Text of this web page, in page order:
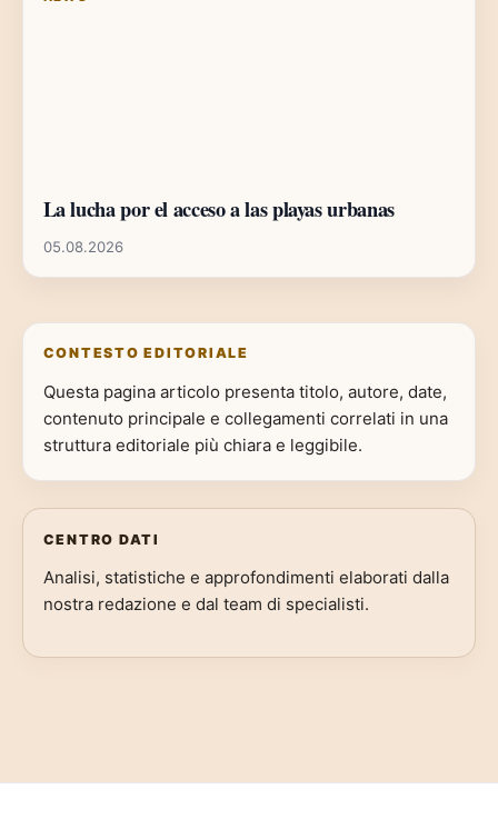
La lucha por el acceso a las playas urbanas
05.08.2026
CONTESTO EDITORIALE
Questa pagina articolo presenta titolo, autore, date,
contenuto principale e collegamenti correlati in una
struttura editoriale più chiara e leggibile.
CENTRO DATI
Analisi, statistiche e approfondimenti elaborati dalla
nostra redazione e dal team di specialisti.